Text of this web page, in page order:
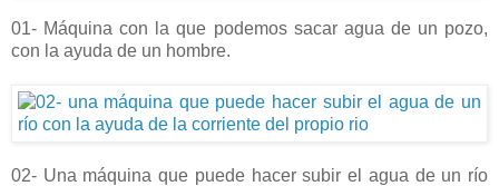
01- Máquina con la que podemos sacar agua de un pozo,
con la ayuda de un hombre.
02- Una máquina que puede hacer subir el agua de un río